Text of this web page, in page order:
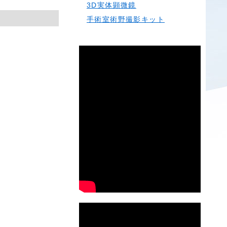
3D実体顕微鏡
手術室術野撮影キット